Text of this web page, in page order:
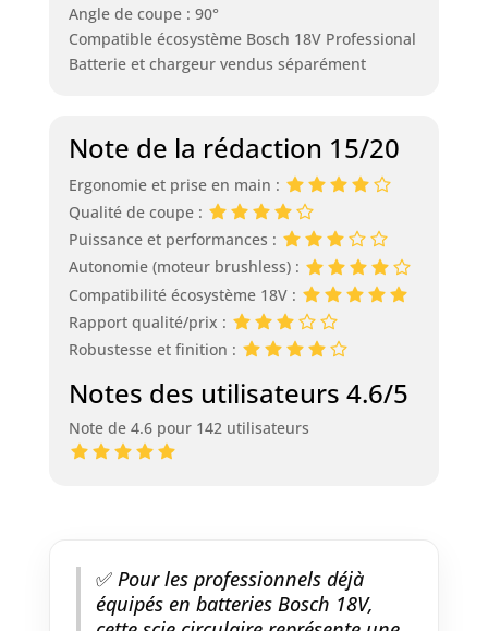
Angle de coupe : 90°
Compatible écosystème Bosch 18V Professional
Batterie et chargeur vendus séparément
Note de la rédaction 15/20
Ergonomie et prise en main :
Qualité de coupe :
Puissance et performances :
Autonomie (moteur brushless) :
Compatibilité écosystème 18V :
Rapport qualité/prix :
Robustesse et finition :
Notes des utilisateurs 4.6/5
Note de 4.6 pour 142 utilisateurs
✅Pour les professionnels déjà
équipés en batteries Bosch 18V,